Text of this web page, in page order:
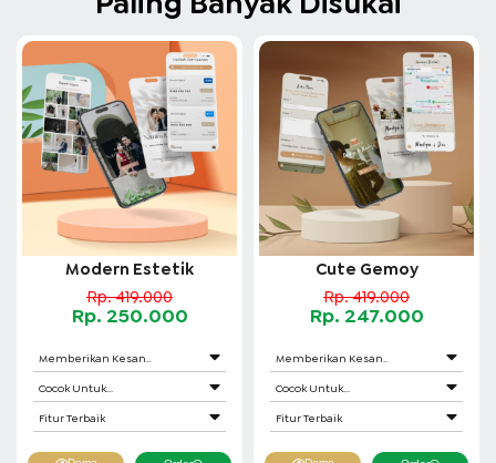
Modern Estetik
Rp. 419.000
Rp. 250.000
Memberikan Kesan..
Cocok Untuk...
Fitur Terbaik
Cute Gemoy
Rp. 419.000
Rp. 247.000
Memberikan Kesan..
Cocok Untuk...
Fitur Terbaik